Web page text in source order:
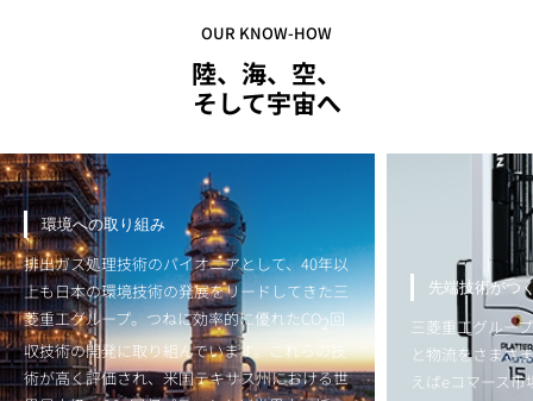
OUR KNOW-HOW
陸、海、空、
そして宇宙へ
環境への取り組み
排出ガス処理技術のパイオニアとして、40年以
上も日本の環境技術の発展をリードしてきた三
菱重工グループ。つねに効率的に優れたCO2回
収技術の開発に取り組んでいます。これらの技
術が高く評価され、米国テキサス州における世
先端技術がつ
三菱重工グルー
と物流をさまざ
えばeコマース